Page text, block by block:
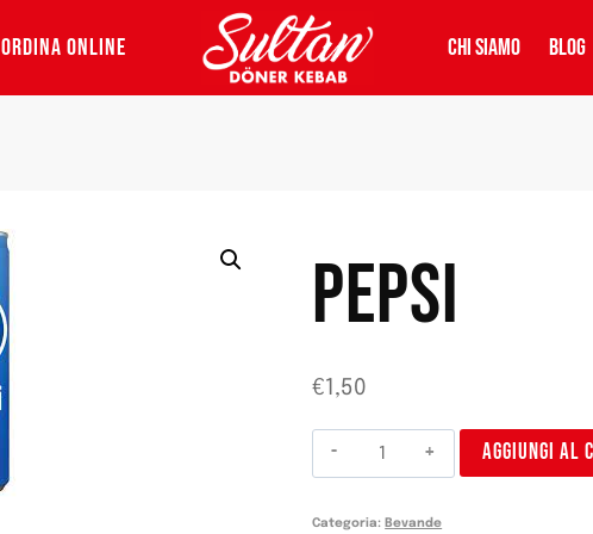
ORDINA ONLINE CHI SIAMO BLOG
PEPSI
€1,50
Pepsi
quantità
AGGIUNGI AL
Categoria: Bevande